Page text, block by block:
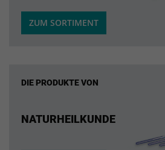
ZUM SORTIMENT
DIE PRODUKTE VON
NATURHEILKUNDE